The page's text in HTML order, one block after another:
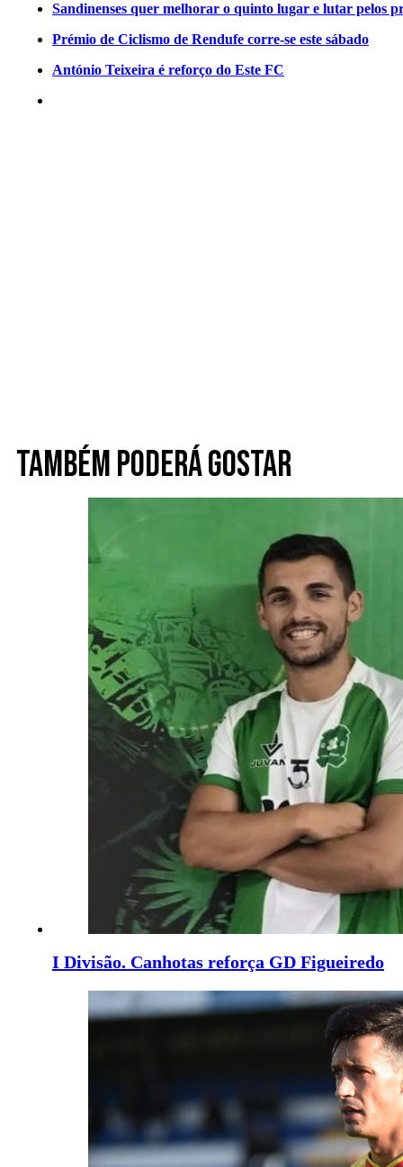
Sandinenses quer melhorar o quinto lugar e lutar pelos
Prémio de Ciclismo de Rendufe corre-se este sábado
António Teixeira é reforço do Este FC
Também poderá gostar
I Divisão. Canhotas reforça GD Figueiredo